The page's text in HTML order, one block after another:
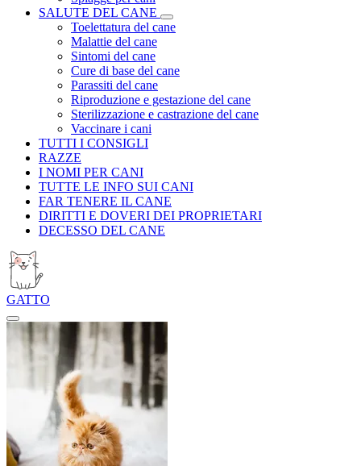
SALUTE DEL CANE
Toelettatura del cane
Malattie del cane
Sintomi del cane
Cure di base del cane
Parassiti del cane
Riproduzione e gestazione del cane
Sterilizzazione e castrazione del cane
Vaccinare i cani
TUTTI I CONSIGLI
RAZZE
I NOMI PER CANI
TUTTE LE INFO SUI CANI
FAR TENERE IL CANE
DIRITTI E DOVERI DEI PROPRIETARI
DECESSO DEL CANE
GATTO